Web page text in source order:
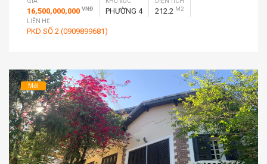
16,500,000,000 VNĐ PHƯỜNG 4 212.2 M2
LIÊN HỆ
PKD SỐ 2 (0909899681)
Mới